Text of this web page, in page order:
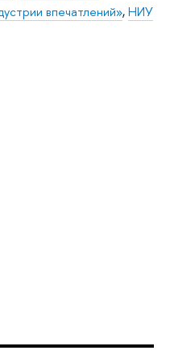
впечатлений»,НИУ